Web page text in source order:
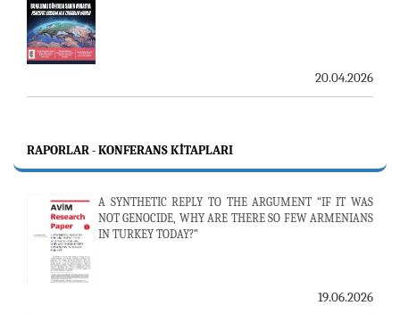
20.04.2026
RAPORLAR - KONFERANS KITAPLARI
A SYNTHETIC REPLY TO THE ARGUMENT “IF IT WAS
NOT GENOCIDE, WHY ARE THERE SO FEW ARMENIANS
IN TURKEY TODAY?”
19.06.2026